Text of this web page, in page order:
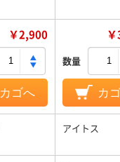
￥2,900
カゴへ
数量
カ
アイトス